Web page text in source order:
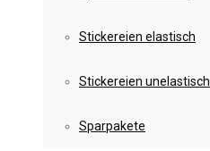
Stickereien elastisch
Stickereien unelastisch
Sparpakete